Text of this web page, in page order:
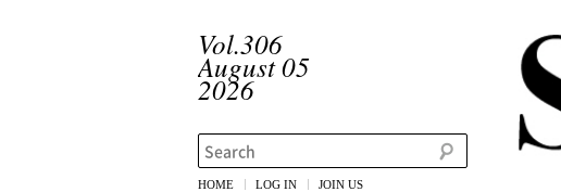
Vol.306
August 05
2026
Search
HOME LOG IN
JOIN US